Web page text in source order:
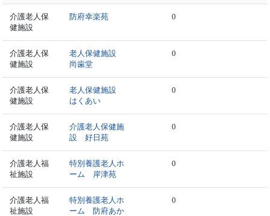
介護老人保
健施設
防府幸楽苑 0
介護老人保
健施設
老人保健施設
尚歯堂
0
介護老人保
健施設
老人保健施設
はくあい
0
介護老人保
健施設
介護老人保健施
設 好日苑
0
介護老人福
祉施設
特別養護老人ホ
ーム 岸津苑
0
介護老人福
祉施設
特別養護老人ホ
ーム 防府あか
0